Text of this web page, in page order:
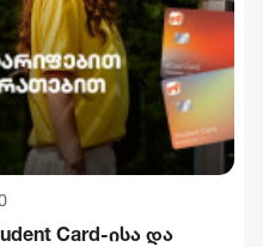
Card-ისა და